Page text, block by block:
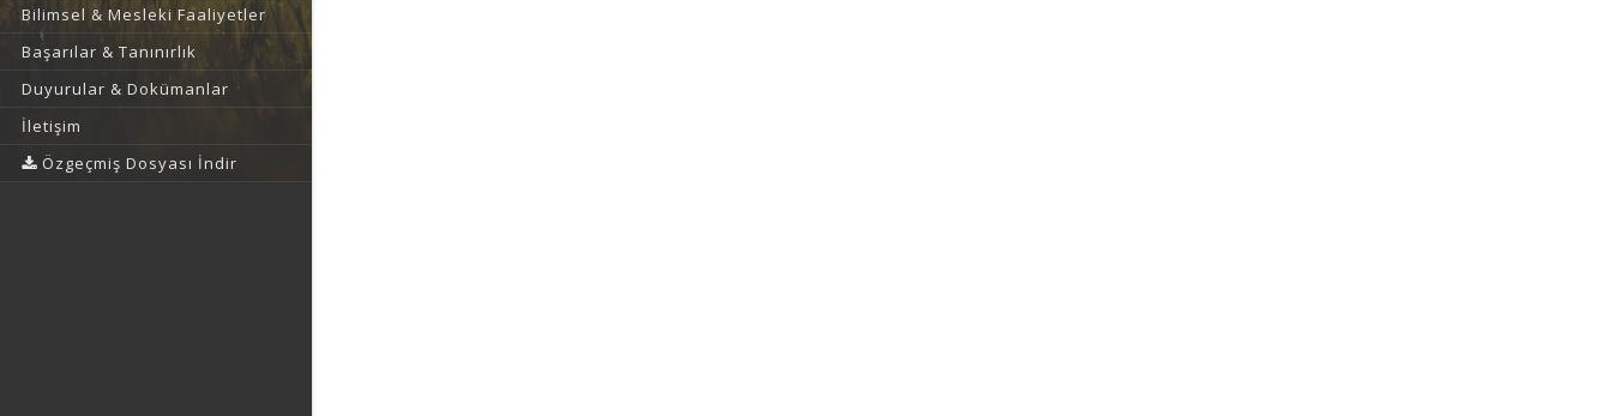
Bilimsel & Mesleki Faaliyetler
Başarılar & Tanınırlık
Duyurular & Dokümanlar
İletişim
Özgeçmiş Dosyası İndir